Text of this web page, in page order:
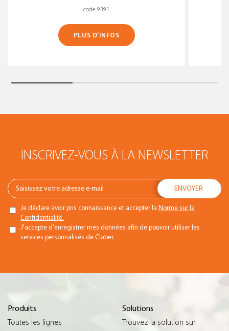
code 9391
PLUS D’INFOS
INSCRIVEZ-VOUS À LA NEWSLETTER
Je déclare avoir pris connaissance et accepter la Norme sur la
Confidentialité.
J'accepte d'enregistrer mes données afin de pouvoir utiliser les
services personnalisés de Claber.
Produits
Toutes les lignes
Solutions
Trouvez la solution sur